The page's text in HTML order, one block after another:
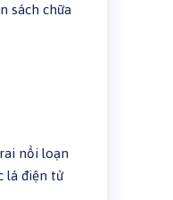
sách chữa
nổi loạn
lá điện tử